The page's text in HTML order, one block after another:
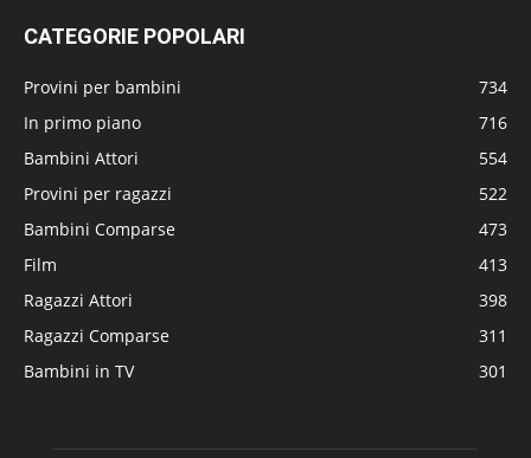
CATEGORIE POPOLARI
Provini per bambini
734
In primo piano
716
Bambini Attori
554
Provini per ragazzi
522
Bambini Comparse
473
Film
413
Ragazzi Attori
398
Ragazzi Comparse
311
Bambini in TV
301